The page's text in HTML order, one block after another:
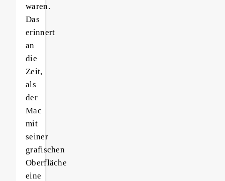
waren.
Das
erinnert
an
die
Zeit,
als
der
Mac
mit
seiner
grafischen
Oberfläche
eine